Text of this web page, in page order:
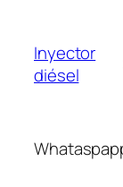
Inyector
diésel